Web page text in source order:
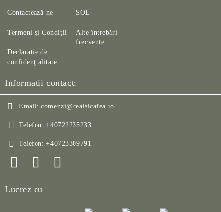
Contactează-ne
Termeni și Condiții
Declarație de
confidenţialitate
SOL
Alte întrebări
frecvente
Informatii contact:
Email: comenzi@ceaisicafea.ro
Telefon: +40722235233
Telefon: +40723309791
Lucrez cu